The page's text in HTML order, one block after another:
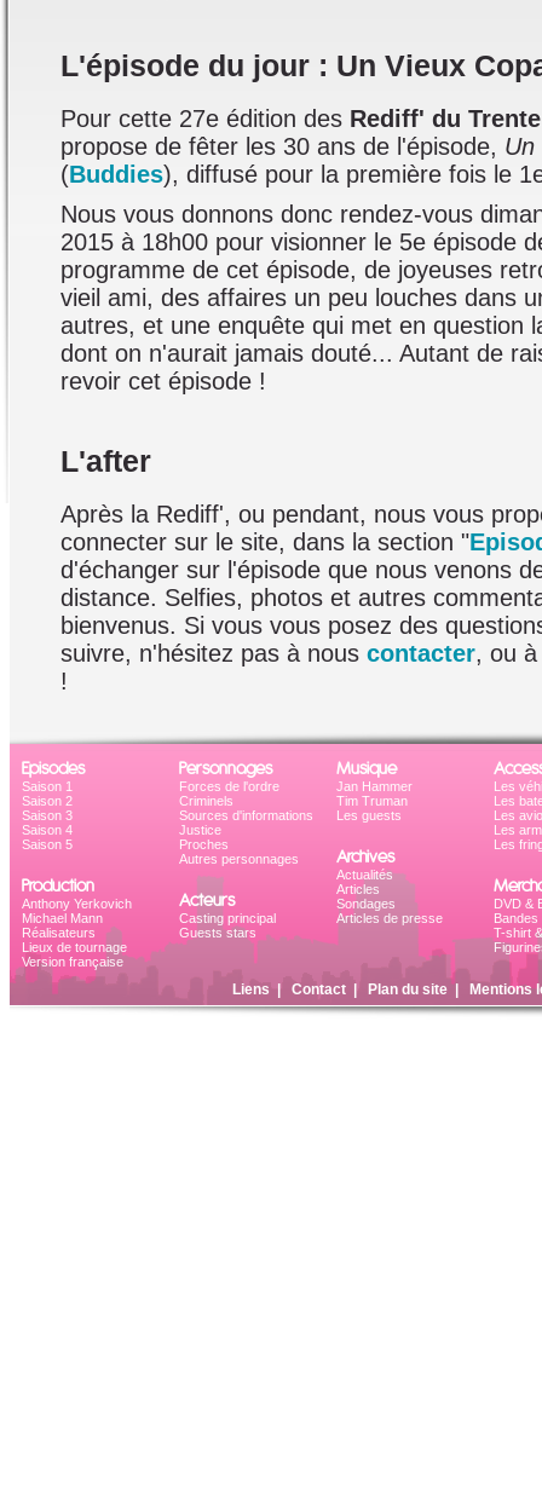
L'épisode du jour : Un Vieux
Pour cette 27e édition des Rediff' du
propose de fêter les 30 ans de l'épisode, Un
(Buddies), diffusé pour la première fois le
Nous vous donnons donc rendez-vous
2015 à 18h00 pour visionner le 5e épisode
programme de cet épisode, de joyeuses
vieil ami, des affaires un peu louches dans
autres, et une enquête qui met en question
dont on n'aurait jamais douté... Autant de
revoir cet épisode !
L'after
Après la Rediff', ou pendant, nous vous
connecter sur le site, dans la section "
d'échanger sur l'épisode que nous venons
distance. Selfies, photos et autres
bienvenus. Si vous vous posez des
suivre, n'hésitez pas à nous contacter, ou
!
Episodes
Saison 1
Saison 2
Saison 3
Saison 4
Saison 5
Production
Anthony Yerkovich
Michael Mann
Réalisateurs
Lieux de tournage
Version française
Personnages
Forces de l'ordre
Criminels
Sources d'informations
Justice
Proches
Autres personnages
Acteurs
Casting principal
Guests stars
Musique
Jan Hammer
Tim Truman
Les guests
Archives
Actualités
Articles
Sondages
Articles de presse
Les
Les
Les
Les
Les
DVD &
Bandes
T-shirt
Liens | Contact| Plan du site| Mentions